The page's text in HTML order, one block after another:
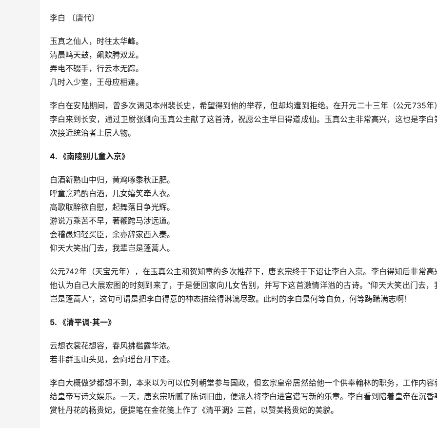
李白 〔唐代〕
玉真之仙人，时往太华峰。
清晨鸣天鼓，飙欻腾双龙。
弄电不辍手，行云本无踪。
几时入少室，王母应相逢。
李白在安陆期间，曾多次谒见本州裴长史，希望得到他的举荐，但却均遭到拒绝。在开元二十三年（公元735年
李白来到长安，通过卫尉张卿向玉真公主献了这首诗，祝愿公主早日得道成仙。玉真公主非常高兴，这也是李白
次接近统治者上层人物。
4. 《南陵别儿童入京》
白酒新熟山中归，黄鸡啄黍秋正肥。
呼童烹鸡酌白酒，儿女嬉笑牵人衣。
高歌取醉欲自慰，起舞落日争光辉。
游说万乘苦不早，著鞭跨马涉远道。
会稽愚妇轻买臣，余亦辞家西入秦。
仰天大笑出门去，我辈岂是蓬蒿人。
公元742年（天宝元年），在玉真公主和贺知章的多次推荐下，唐玄宗终于下诏让李白入京。李白得知后非常高
他认为自己大展宏图的时刻到来了，于是便回家向儿女告别，并写下这首激情洋溢的古诗。“仰天大笑出门去，
岂是蓬蒿人”，这句可谓是把李白得意的神态描绘得淋漓尽致。此时的李白是何等自负，何等踌躇满志啊！
5. 《清平调·其一》
云想衣裳花想容，春风拂槛露华浓。
若非群玉山头见，会向瑶台月下逢。
李白大概做梦都想不到，本来以为可以位列朝堂参与国政，但玄宗皇帝居然给他一个供奉翰林的职务，工作内容
给皇帝写诗文娱乐。一天，唐玄宗听腻了陈词旧曲，便派人将李白进宫谱写新的乐章。李白看到陪着皇帝在沉香
赏牡丹花的杨贵妃，便提笔在金花笺上作了《清平调》三首，以赞美杨贵妃的美貌。